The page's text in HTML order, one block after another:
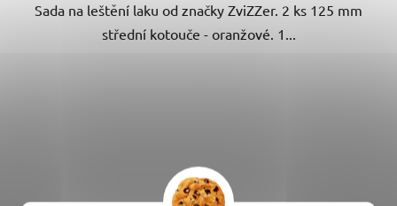
Sada na leštění laku od značky ZviZZer. 2 ks 125 mm
střední kotouče - oranžové. 1...